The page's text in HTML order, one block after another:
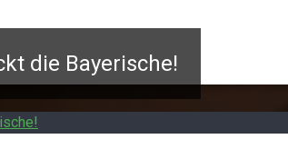
die Bayerische!